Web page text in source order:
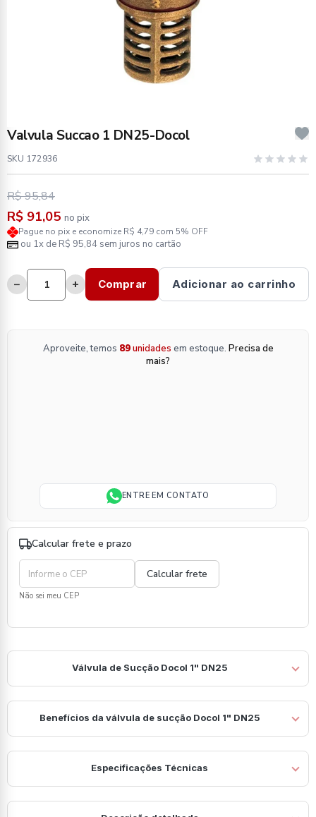
Valvula Succao 1 DN25-Docol
SKU 172936
R$ 95,84
R$ 91,05 no pix
Pague no pix e economize R$ 4,79 com 5% OFF
ou 1x de R$ 95,84 sem juros no cartão
− + Comprar Adicionar ao carrinho
Aproveite, temos 89unidades em estoque. Precisa de
mais?
ENTRE EM CONTATO
Calcular frete e prazo
Não sei meu CEP
Válvula de Sucção Docol 1" DN25
Benefícios da válvula de sucção Docol 1" DN25
Especificações Técnicas